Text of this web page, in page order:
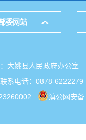
委网站
大姚县人民政府办公
系电话：0878-6222279
滇公网安